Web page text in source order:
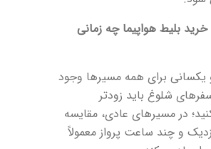
خرید بلیط هواپیما چه زمانی
یکسانی برای همه مسیرها وجود
شلوغ باید زودتر
در مسیرهای عادی، مقایسه
و چند ساعت پرواز معمولاً